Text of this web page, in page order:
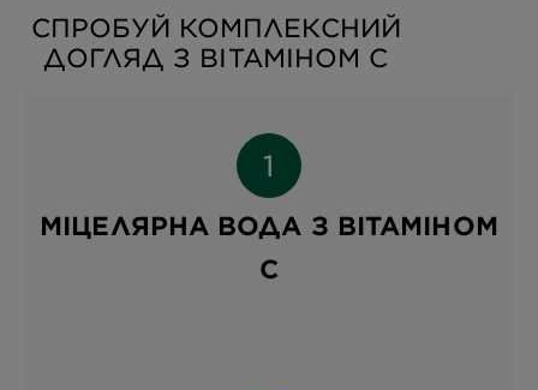
СПРОБУЙ КОМПЛЕКСНИЙ
ДОГЛЯД З ВІТАМІНОМ С
МІЦЕЛЯРНА ВОДА З ВІТАМІНОМ
С